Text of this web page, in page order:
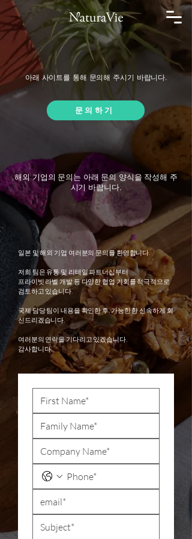
아래 사이트를 통해 문의해 주시기 바랍니다.
문의하기
해외 기업의 문의는 아래 문의 양식을 작성해 주
시기 바랍니다.
일본 및 해외 기업 여러분의 문의를 환영합니다.
저희 팀은 유통 및 리테일 파트너십부터
프라이빗 라벨 개발 등 다양한 협업 기회를 적극적으로
검토하고 있습니다.
국제 담당 팀이 내용을 확인한 후, 가능한 한 신속하게 회
신드리겠습니다.
여러분의 연락을 기다리고 있겠습니다.
감사합니다.